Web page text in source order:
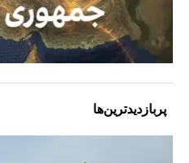
پربازدیدترین‌ها